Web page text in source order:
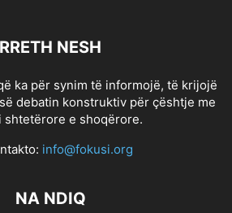
RRETH NESH
ka për synim të informojë, të krijojë
debatin konstruktiv për çështje me
shtetërore e shoqërore.
info@fokusi.org
NA NDIQ